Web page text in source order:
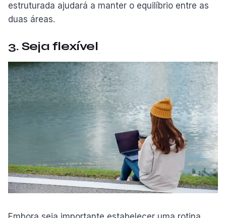
estruturada ajudará a manter o equilíbrio entre as
duas áreas.
3. Seja flexível